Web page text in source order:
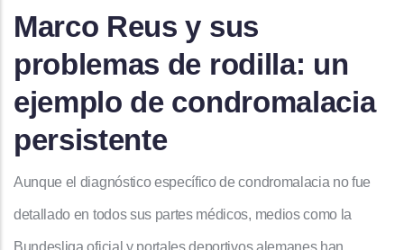
Marco Reus y sus
problemas de rodilla: un
ejemplo de condromalacia
persistente
Aunque el diagnóstico específico de condromalacia no fue
detallado en todos sus partes médicos, medios como la
Bundesliga oficial y portales deportivos alemanes han